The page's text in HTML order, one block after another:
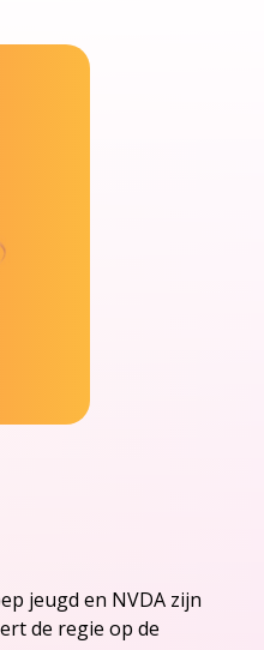
jeugd en NVDA zijn
de regie op de